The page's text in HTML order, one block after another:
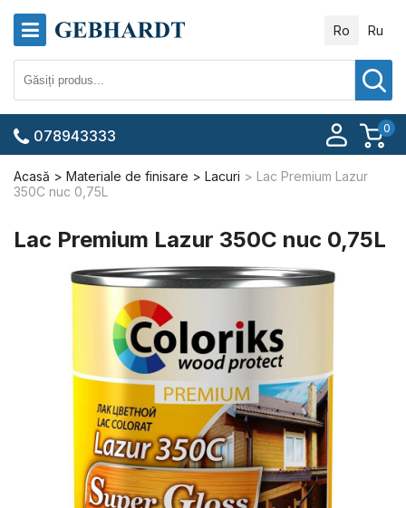
Ro Ru
0
078943333
Acasă Materiale de finisare Lacuri
Lac Premium Lazur
350C nuc 0,75L
Lac Premium Lazur 350C nuc 0,75L